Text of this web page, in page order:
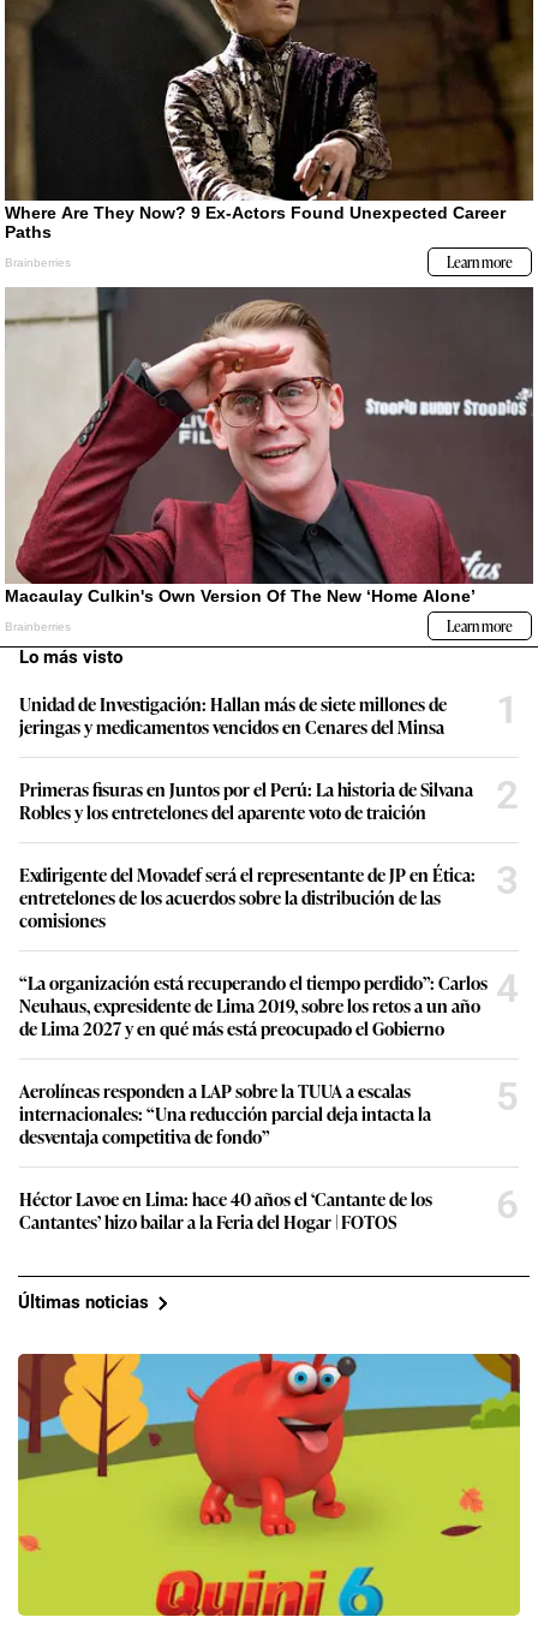
Lo más visto
Unidad de Investigación: Hallan más de siete millones de
jeringas y medicamentos vencidos en Cenares del Minsa
1
Primeras fisuras en Juntos por el Perú: La historia de Silvana
Robles y los entretelones del aparente voto de traición
2
Exdirigente del Movadef será el representante de JP en Ética:
entretelones de los acuerdos sobre la distribución de las
comisiones
3
“La organización está recuperando el tiempo perdido”: Carlos
Neuhaus, expresidente de Lima 2019, sobre los retos a un año
de Lima 2027 y en qué más está preocupado el Gobierno
4
Aerolíneas responden a LAP sobre la TUUA a escalas
internacionales: “Una reducción parcial deja intacta la
desventaja competitiva de fondo”
5
Héctor Lavoe en Lima: hace 40 años el ‘Cantante de los
Cantantes’ hizo bailar a la Feria del Hogar | FOTOS
6
Últimas noticias